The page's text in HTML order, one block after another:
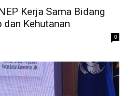
Kerja Sama Bidang
dan Kehutanan
0